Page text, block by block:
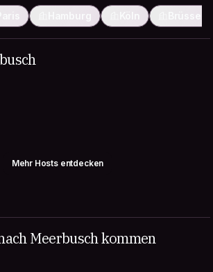
Paris Hamburg Köln Brüssel
Mehr Hosts entdecken
Meerbusch kommen